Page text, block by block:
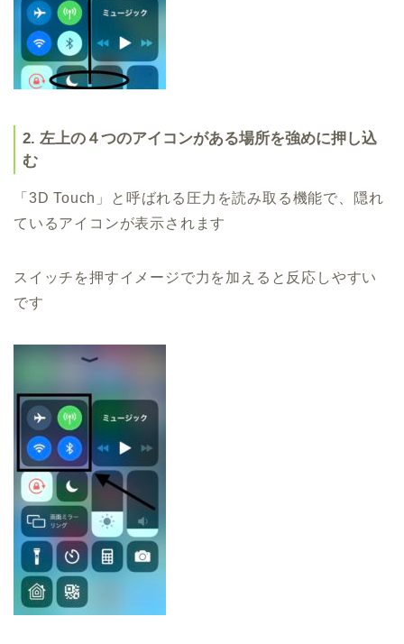
2. 左上の４つのアイコンがある場所を強めに押し込
む
「3D Touch」と呼ばれる圧力を読み取る機能で、隠れ
ているアイコンが表示されます
スイッチを押すイメージで力を加えると反応しやすい
です